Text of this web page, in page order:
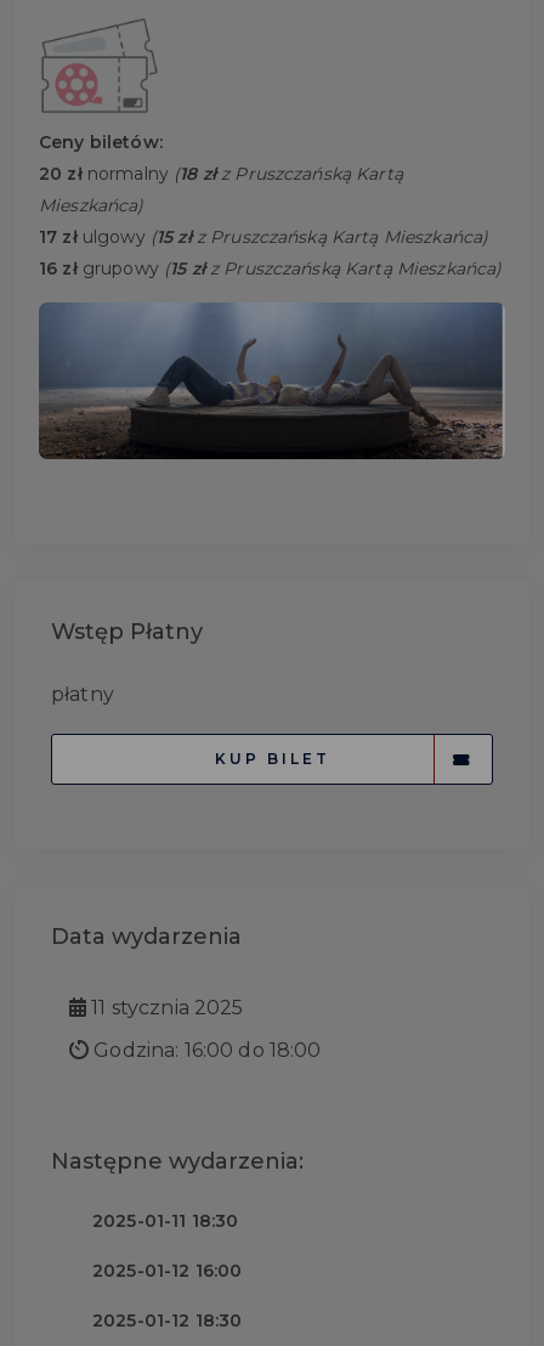
Ceny biletów:
20 złnormalny (18 złz Pruszczańską Kartą
Mieszkańca)
17 zł ulgowy (15 złz Pruszczańską Kartą Mieszkańca)
16 złgrupowy (15 złz Pruszczańską Kartą Mieszkańca)
Wstęp Płatny
płatny
KUP BILET
Data wydarzenia
11 stycznia 2025
Godzina: 16:00 do 18:00
Następne wydarzenia:
2025-01-11 18:30
2025-01-12 16:00
2025-01-12 18:30